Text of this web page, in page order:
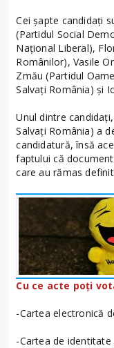
Cei șapte candidați
(Partidul Social
Național Liberal),
Românilor), Vasile
Zmău (Partidul
Salvați România) și
Unul dintre
Salvați România) a
candidatură, însă
faptului că
care au rămas
Cu ce acte poți
-Cartea electronică
-Cartea de